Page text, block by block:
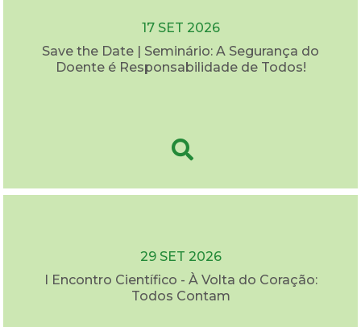
17 SET 2026
Save the Date | Seminário: A Segurança do
Doente é Responsabilidade de Todos!
29 SET 2026
I Encontro Científico - À Volta do Coração:
Todos Contam